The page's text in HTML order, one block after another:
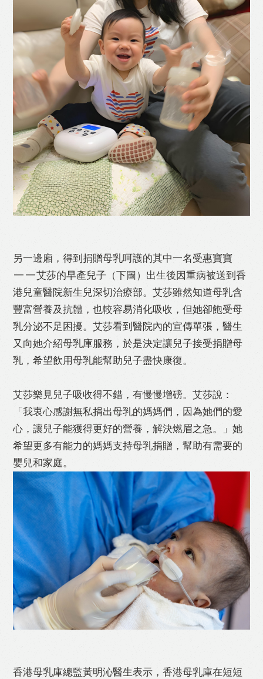
Like Facebook Twitter Line
WhatsApp Email Print
另一邊廂，得到捐贈母乳呵護的其中一名受惠寶寶
——艾莎的早產兒子（下圖）出生後因重病被送到香
港兒童醫院新生兒深切治療部。艾莎雖然知道母乳含
豐富營養及抗體，也較容易消化吸收，但她卻飽受母
乳分泌不足困擾。艾莎看到醫院內的宣傳單張，醫生
又向她介紹母乳庫服務，於是決定讓兒子接受捐贈母
乳，希望飲用母乳能幫助兒子盡快康復。
艾莎樂見兒子吸收得不錯，有慢慢增磅。艾莎說：
「我衷心感謝無私捐出母乳的媽媽們，因為她們的愛
心，讓兒子能獲得更好的營養，解決燃眉之急。」她
希望更多有能力的媽媽支持母乳捐贈，幫助有需要的
嬰兒和家庭。
香港母乳庫總監黃明沁醫生表示，香港母乳庫在短短